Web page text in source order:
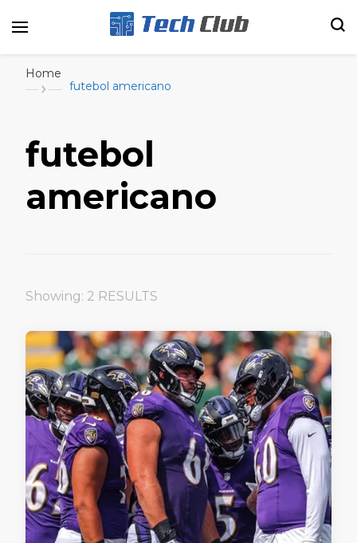
Home
futebol americano
futebol
americano
Showing: 2 RESULTS